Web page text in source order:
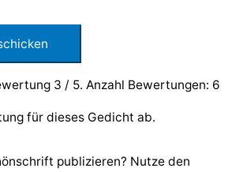
3 / 5. Anzahl Bewertungen: 6
für dieses Gedicht ab.
publizieren? Nutze den